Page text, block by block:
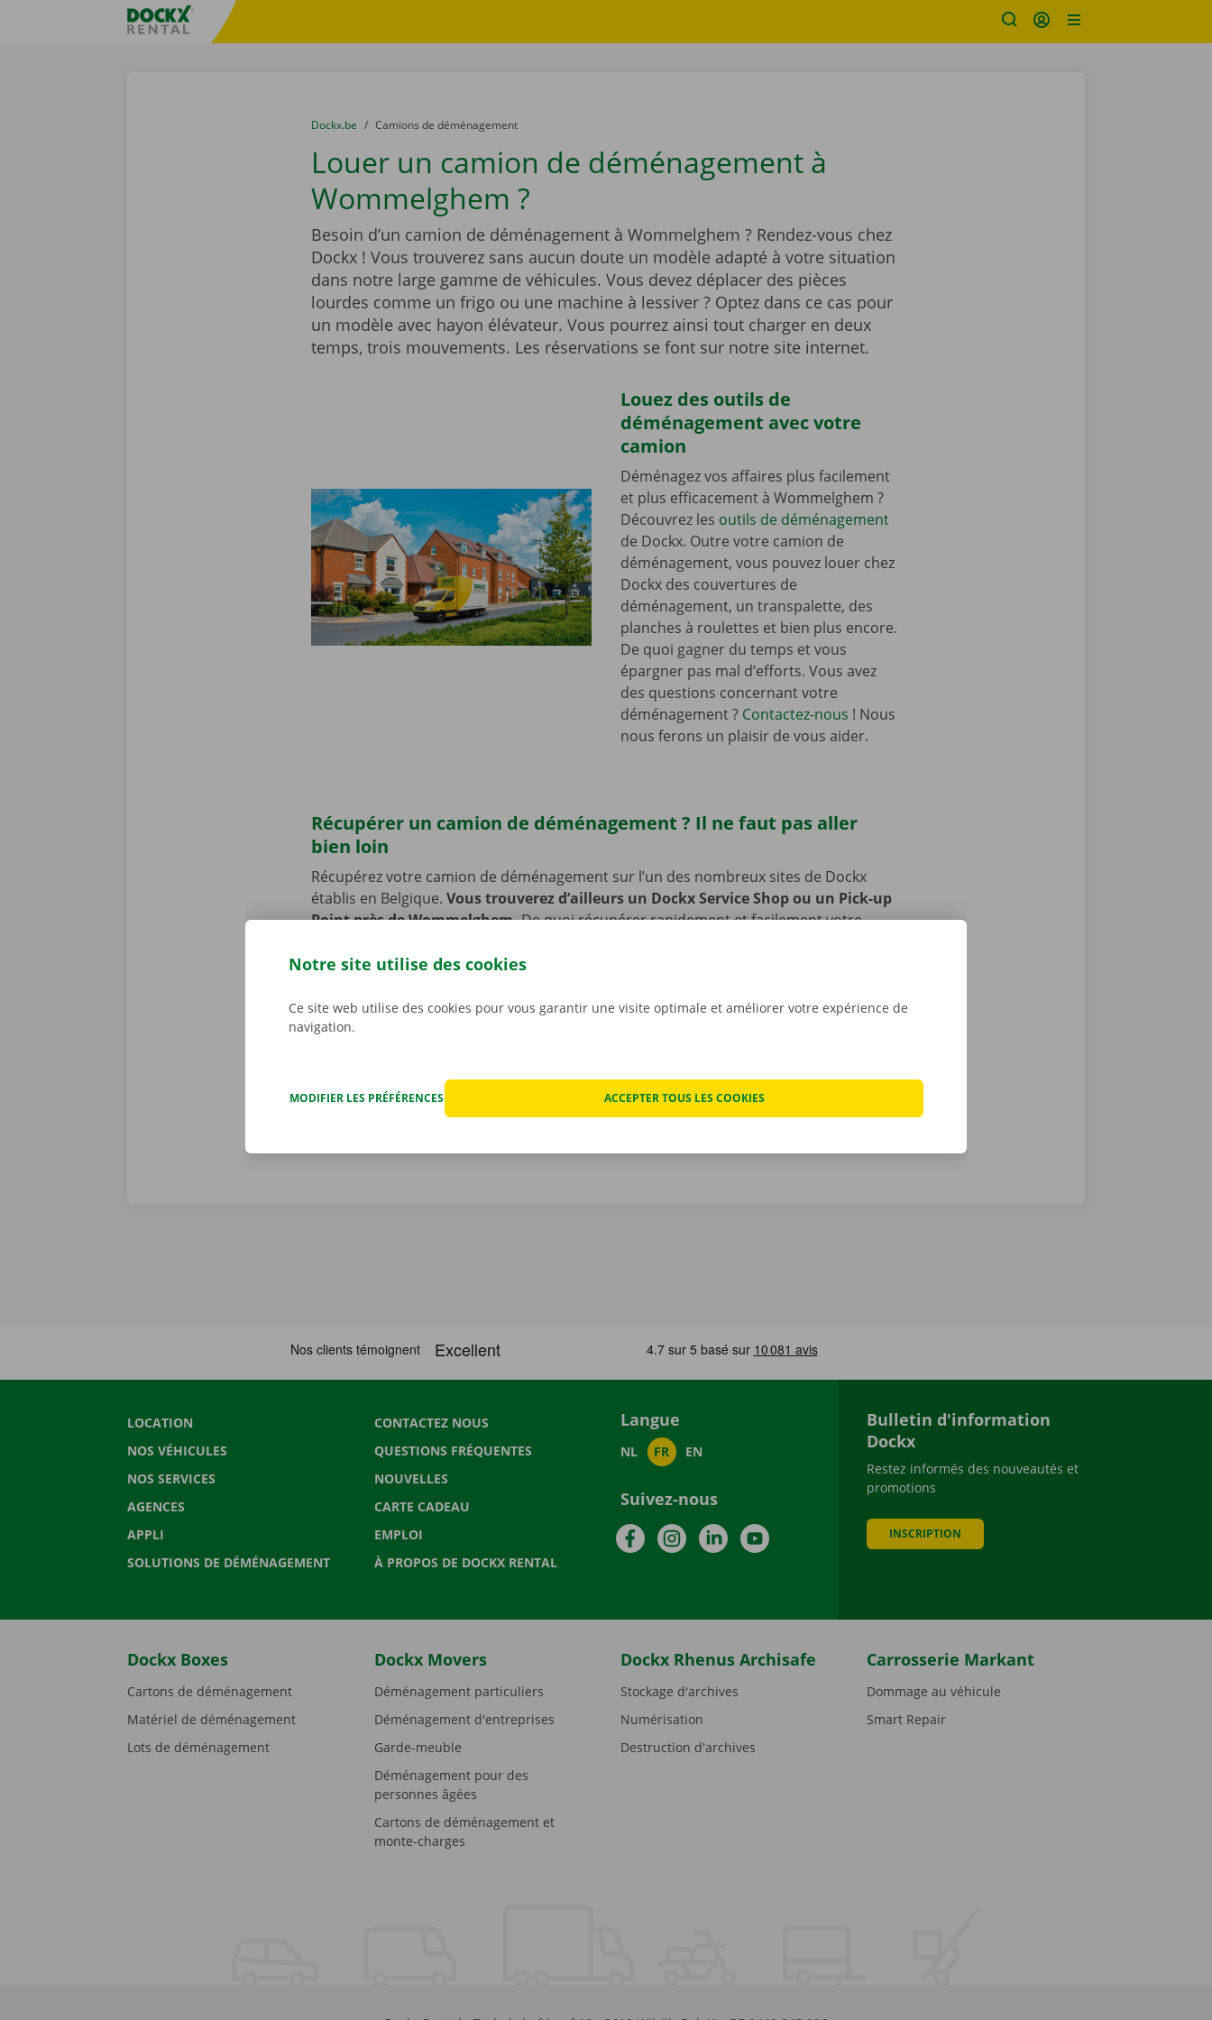
sitename
You are here:
du
Dockx.be to
Camions de déménagement
Louer un camion de déménagement à
Wommelghem ?
Besoin d’un camion de déménagement à Wommelghem ? Rendez-vous chez
Dockx ! Vous trouverez sans aucun doute un modèle adapté à votre situation
dans notre large gamme de véhicules. Vous devez déplacer des pièces
lourdes comme un frigo ou une machine à lessiver ? Optez dans ce cas pour
un modèle avec hayon élévateur. Vous pourrez ainsi tout charger en deux
temps, trois mouvements. Les réservations se font sur notre site internet.
Louez des outils de
déménagement avec votre
camion
Déménagez vos affaires plus facilement
et plus efficacement à Wommelghem ?
Découvrez les outils de déménagement
de Dockx. Outre votre camion de
déménagement, vous pouvez louer chez
Dockx des couvertures de
déménagement, un transpalette, des
planches à roulettes et bien plus encore.
De quoi gagner du temps et vous
épargner pas mal d’efforts. Vous avez
des questions concernant votre
déménagement ? Contactez-nous ! Nous
nous ferons un plaisir de vous aider.
Récupérer un camion de déménagement ? Il ne faut pas aller
bien loin
Récupérez votre camion de déménagement sur l’un des nombreux sites de Dockx
établis en Belgique. Vous trouverez d’ailleurs un Dockx Service Shop ou un Pick-up
Point près de Wommelghem.De quoi récupérer rapidement et facilement votre
publics. Vous venez en voiture ou à vélo ? Pas de souci : nous avons prévu des places
période de location de votre camion de déménagement.
LOCATION
NOS VÉHICULES
NOS SERVICES
AGENCES
APPLI
SOLUTIONS DE DÉMÉNAGEMENT
CONTACTEZ NOUS
QUESTIONS FRÉQUENTES
NOUVELLES
CARTE CADEAU
EMPLOI
À PROPOS DE DOCKX RENTAL
Langue
NL FR EN
Suivez-nous
FacebookInstagramLinkedInYouTube
Bulletin d'information
Dockx
Restez informés des nouveautés et
promotions
INSCRIPTION
Dockx Boxes
Cartons de déménagement
Matériel de déménagement
Lots de déménagement
Dockx Movers
Déménagement particuliers
Déménagement d'entreprises
Garde-meuble
Déménagement pour des
personnes âgées
Cartons de déménagement et
monte-charges
Dockx Rhenus Archisafe
Stockage d'archives
Numérisation
Destruction d'archives
Carrosserie Markant
Dommage au véhicule
Smart Repair
Notre site utilise des cookies
Ce site web utilise des cookies pour vous garantir une visite optimale et améliorer votre expérience de
navigation.
MODIFIER LES PRÉFÉRENCES ACCEPTER TOUS LES COOKIES